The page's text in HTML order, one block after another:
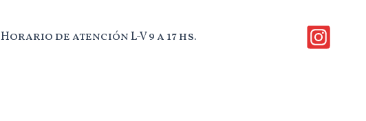
Horario de atención L-V 9 a 17 hs.